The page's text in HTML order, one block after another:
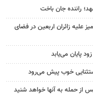
راننده جان باخت
علیه زائران اربعین در فضای
پایان می‌یابد
خوب پیش می‌رود
از حمله به آنها خواهد شنید